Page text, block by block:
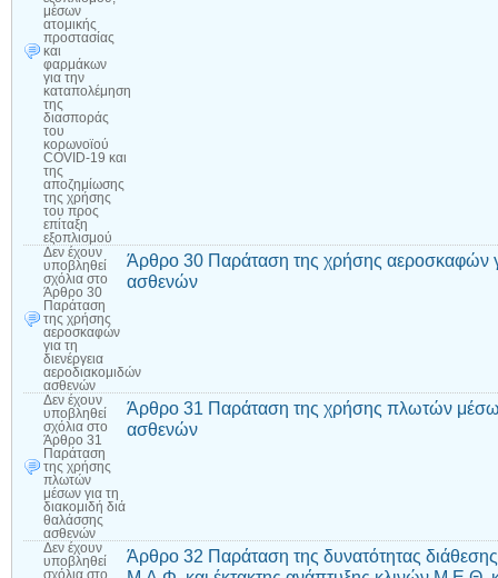
μέσων
ατομικής
προστασίας
και
φαρμάκων
για την
καταπολέμηση
της
διασποράς
του
κορωνοϊού
COVID-19 και
της
αποζημίωσης
της χρήσης
του προς
επίταξη
εξοπλισμού
Δεν έχουν
υποβληθεί
σχόλια στο
Άρθρο 30
Παράταση
της χρήσης
αεροσκαφών
για τη
διενέργεια
αεροδιακομιδών
ασθενών
Άρθρο 30 Παράταση της χρήσης αεροσκαφών
ασθενών
Δεν έχουν
υποβληθεί
σχόλια στο
Άρθρο 31
Παράταση
της χρήσης
πλωτών
μέσων για τη
διακομιδή διά
θαλάσσης
ασθενών
Άρθρο 31 Παράταση της χρήσης πλωτών
ασθενών
Δεν έχουν
υποβληθεί
σχόλια στο
Άρθρο 32 Παράταση της δυνατότητας